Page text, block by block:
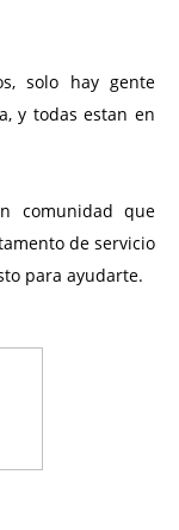
solo hay gente
y todas estan en
comunidad que
de servicio
para ayudarte.